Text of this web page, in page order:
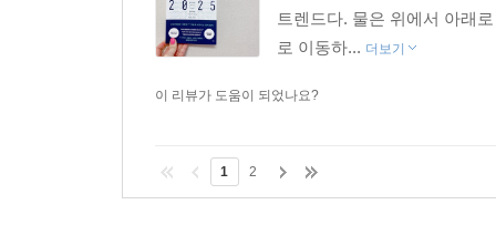
트렌드다. 물은 위에서 아래
로 이동하... 더보기
이 리뷰가 도움이 되었나요?
1 2